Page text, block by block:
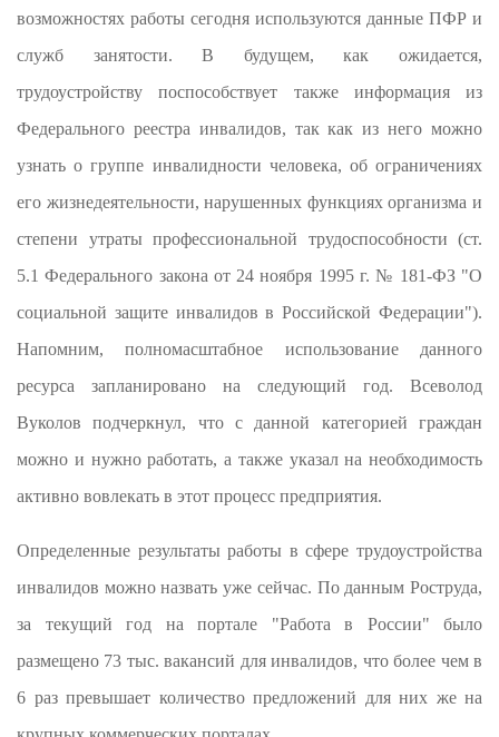
возможностях работы сегодня используются данные ПФР и
служб занятости. В будущем, как ожидается,
трудоустройству поспособствует также информация из
Федерального реестра инвалидов, так как из него можно
узнать о группе инвалидности человека, об ограничениях
его жизнедеятельности, нарушенных функциях организма и
степени утраты профессиональной трудоспособности (ст.
5.1 Федерального закона от 24 ноября 1995 г. № 181-ФЗ "О
социальной защите инвалидов в Российской Федерации").
Напомним, полномасштабное использование данного
ресурса запланировано на следующий год. Всеволод
Вуколов подчеркнул, что с данной категорией граждан
можно и нужно работать, а также указал на необходимость
активно вовлекать в этот процесс предприятия.
Определенные результаты работы в сфере трудоустройства
инвалидов можно назвать уже сейчас. По данным Роструда,
за текущий год на портале "Работа в России" было
размещено 73 тыс. вакансий для инвалидов, что более чем в
6 раз превышает количество предложений для них же на